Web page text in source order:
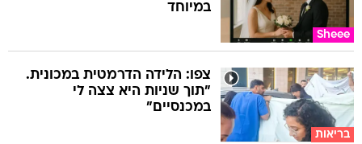
Sheee
במיוחד
בריאות
צפו: הלידה הדרמטית במכונית.
"תוך שניות היא צצה לי
במכנסיים"